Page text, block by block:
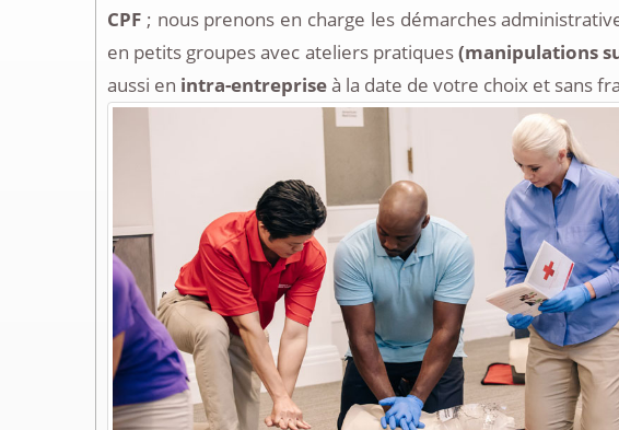
CPF ; nous prenons en charge les démarches
en petits groupes avec ateliers pratiques(manipulations
aussi en intra-entrepriseà la date de votre choix et sans